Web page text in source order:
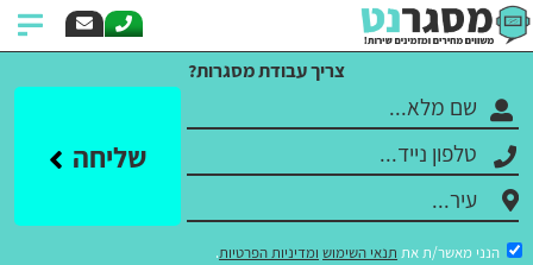
צריך עבודת מסגרות?
שליחה
הנני מאשר/ת את תנאי השימוש ומדיניות הפרטיות.